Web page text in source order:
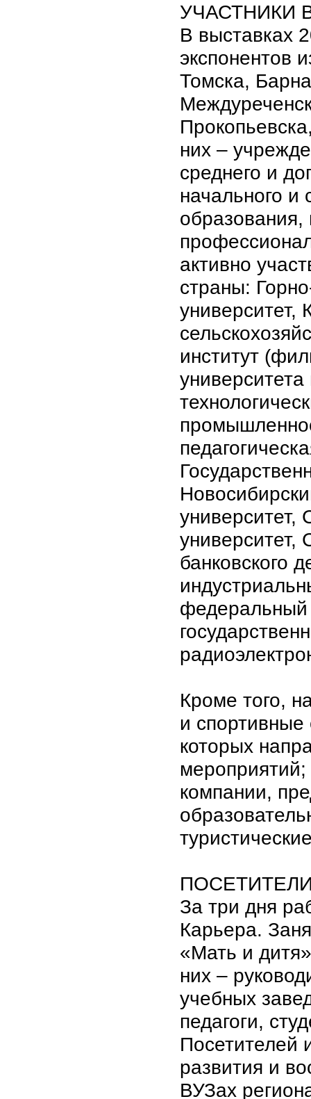
УЧАСТНИКИ
В выставках
экспонентов
Томска,
них –
среднего и
начального и
образования,
активно
страны:
университет,
институт
университет,
банковского
федеральный
Кроме того,
и спортивные
которых
компании,
За три дня
Карьера.
«Мать и
них –
учебных
педагоги,
Посетителей
развития и
ВУЗах